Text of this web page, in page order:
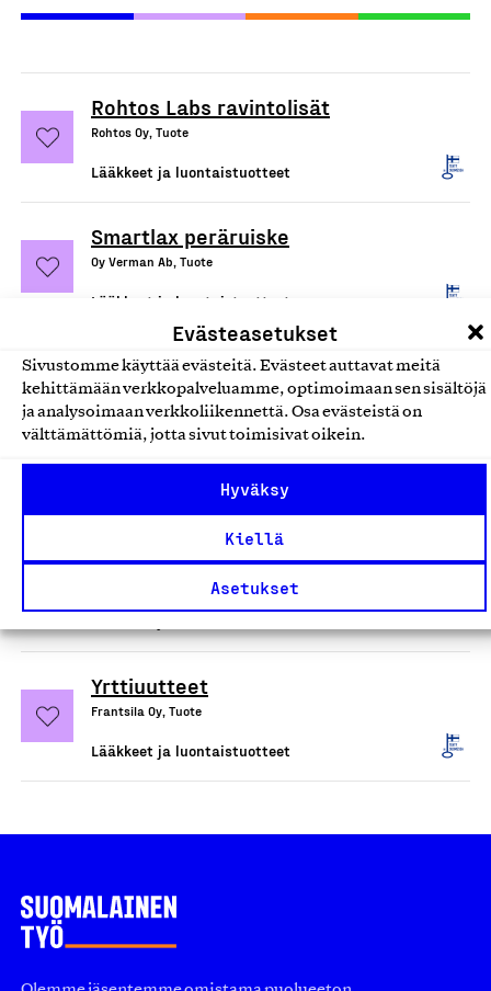
Evästeasetukset
Sivustomme käyttää evästeitä. Evästeet auttavat meitä
kehittämään verkkopalveluamme, optimoimaan sen sisältöjä
ja analysoimaan verkkoliikennettä. Osa evästeistä on
välttämättömiä, jotta sivut toimisivat oikein.
Hyväksy
Kiellä
Asetukset
Rohtos Labs ravintolisät
Rohtos Oy, Tuote
Lääkkeet ja luontaistuotteet
Smartlax peräruiske
Oy Verman Ab, Tuote
Lääkkeet ja luontaistuotteet
Dent Plus hammaskiillettä
vahvistavat valmisteet
Oy Verman Ab, Tuote
Lääkkeet ja luontaistuotteet
valmistetut ravintolisät
Yrttiuutteet
Frantsila Oy, Tuote
Lääkkeet ja luontaistuotteet